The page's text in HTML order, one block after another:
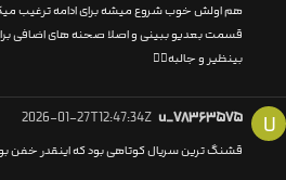
هم اولش خوب شروع میشه برای ادامه ترغیب
قسمت بعدیو ببینی و اصلا صحنه های اضافی
بینظیر و جالبه👌🏼
U u_۷۸۳۶۳۵۷۵ 2026-01-27T12:47:34Z
قشنگ ترین سریال کوتاهی بود که اینقدر خفن